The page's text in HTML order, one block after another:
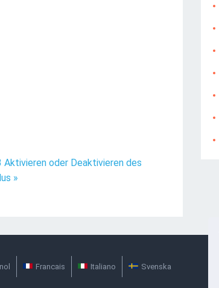
Aktivieren oder Deaktivieren des
»
Francais Italiano Svenska